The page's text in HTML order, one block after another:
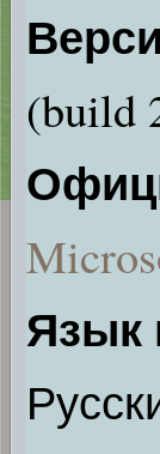
(build
Язык